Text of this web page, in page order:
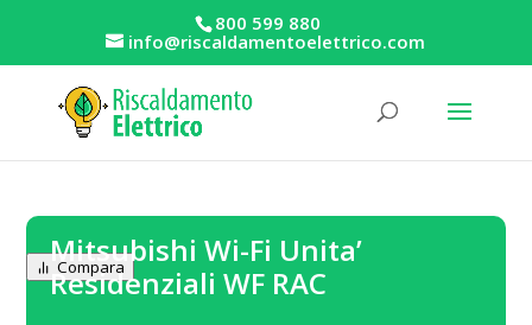
800 599 880
info@riscaldamentoelettrico.com
Mitsubishi Wi-Fi Unita’
Residenziali WF RAC
Compara